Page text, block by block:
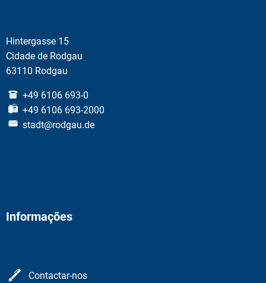
Hintergasse 15
Cidade de Rodgau
63110 Rodgau
+49 6106 693-0
+49 6106 693-2000
stadt@rodgau.de
Informações
Contactar-nos